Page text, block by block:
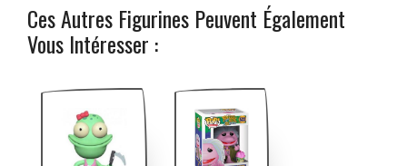
Ces Autres Figurines Peuvent Également
Vous Intéresser :